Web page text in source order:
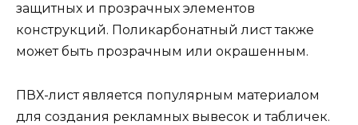
защитных и прозрачных элементов
конструкций. Поликарбонатный лист также
может быть прозрачным или окрашенным.
ПВХ-лист является популярным материалом
для создания рекламных вывесок и табличек.